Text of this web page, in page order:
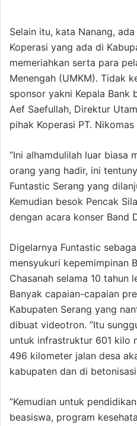
Selain itu, kata Nanang,
Koperasi yang ada di
memeriahkan serta para
Menengah (UMKM). Tidak
sponsor yakni Kepala Bank
Aef Saefullah, Direktur
pihak Koperasi PT. Nikomas
”Ini alhamdulilah luar biasa
orang yang hadir, ini
Funtastic Serang yang
Kemudian besok Pencak
dengan acara konser Band
Digelarnya Funtastic
mensyukuri kepemimpinan
Chasanah selama 10 tahun
Banyak capaian-capaian
Kabupaten Serang yang
dibuat videotron. ”Itu
untuk infrastruktur 601 kilo
496 kilometer jalan desa
kabupaten dan di
”Kemudian untuk
beasiswa, program